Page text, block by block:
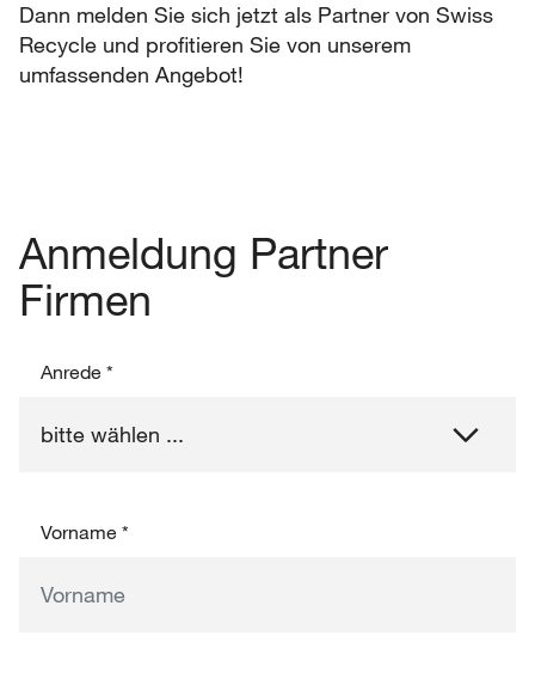
Dann melden Sie sich jetzt als Partner von Swiss
Recycle und profitieren Sie von unserem
umfassenden Angebot!
Anmeldung Partner
Firmen
Anrede *
Vorname *